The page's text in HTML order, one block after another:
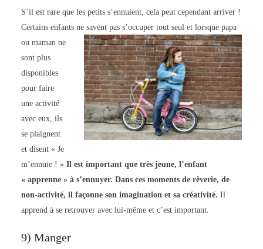
S’il est rare que les petits s’ennuient, cela peut cependant arriver !
Certains enfants ne savent pas s’occuper tout seul et lorsque papa
ou maman ne
sont plus
disponibles
pour faire
une activité
avec eux, ils
se plaignent
et disent « Je
m’ennuie ! » Il est important que très jeune, l’enfant
« apprenne » à s’ennuyer. Dans ces moments de rêverie, de
non-activité, il façonne son imagination et sa créativité. Il
apprend à se retrouver avec lui-même et c’est important.
9) Manger